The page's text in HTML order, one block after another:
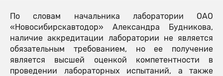
По словам начальника лаборатории ОАО
«Новосибирскавтодор» Александра Будникова,
наличие аккредитации лаборатории не является
обязательным требованием, но ее получение
является высшей оценкой компетентности в
проведении лабораторных испытаний, а также